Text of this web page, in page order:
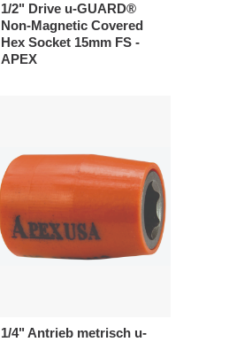
1/2" Drive u-GUARD®
Non-Magnetic Covered
Hex Socket 15mm FS -
APEX
1/4" Antrieb metrisch u-